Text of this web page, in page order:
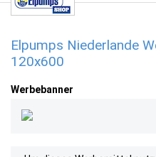
Elpumps Niederlande
120x600
Werbebanner